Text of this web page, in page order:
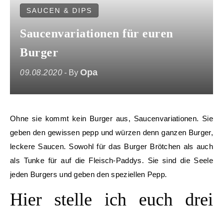
SAUCEN & DIPS
Saucenvariationen für euren
Burger
09.08.2020 - By Opa
Ohne sie kommt kein Burger aus, Saucenvariationen. Sie
geben den gewissen pepp und würzen denn ganzen Burger,
leckere Saucen. Sowohl für das Burger Brötchen als auch
als Tunke für auf die Fleisch-Paddys. Sie sind die Seele
jeden Burgers und geben den speziellen Pepp.
Hier stelle ich euch drei